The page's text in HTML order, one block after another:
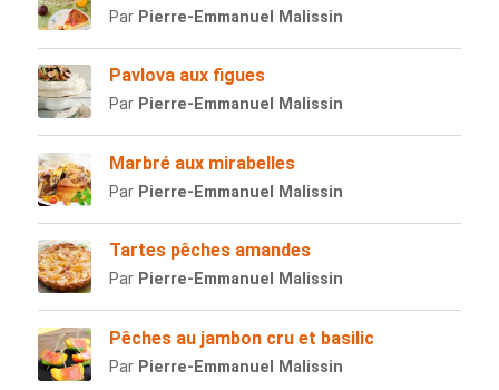
Par Pierre-Emmanuel Malissin
Pavlova aux figues
Par Pierre-Emmanuel Malissin
Marbré aux mirabelles
Par Pierre-Emmanuel Malissin
Tartes pêches amandes
Par Pierre-Emmanuel Malissin
Pêches au jambon cru et basilic
Par Pierre-Emmanuel Malissin